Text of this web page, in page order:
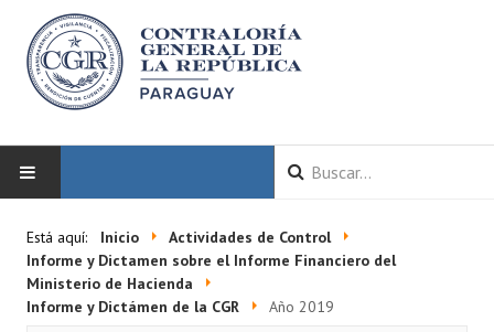
LA CGR
Está aquí: Inicio
Actividades de Control
Informe y Dictamen sobre el Informe Financiero del
Ministerio de Hacienda
Informe y Dictámen de la CGR
Año 2019